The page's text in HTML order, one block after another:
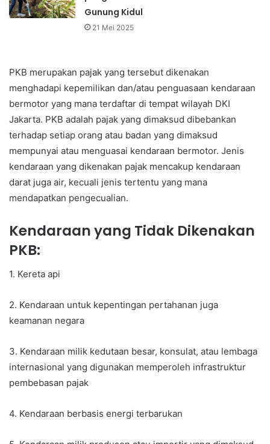
Gunung Kidul
21 Mei 2025
PKB merupakan pajak yang tersebut dikenakan
menghadapi kepemilikan dan/atau penguasaan kendaraan
bermotor yang mana terdaftar di tempat wilayah DKI
Jakarta. PKB adalah pajak yang dimaksud dibebankan
terhadap setiap orang atau badan yang dimaksud
mempunyai atau menguasai kendaraan bermotor. Jenis
kendaraan yang dikenakan pajak mencakup kendaraan
darat juga air, kecuali jenis tertentu yang mana
mendapatkan pengecualian.
Kendaraan yang Tidak Dikenakan
PKB:
1. Kereta api
2. Kendaraan untuk kepentingan pertahanan juga
keamanan negara
3. Kendaraan milik kedutaan besar, konsulat, atau lembaga
internasional yang digunakan memperoleh infrastruktur
pembebasan pajak
4. Kendaraan berbasis energi terbarukan